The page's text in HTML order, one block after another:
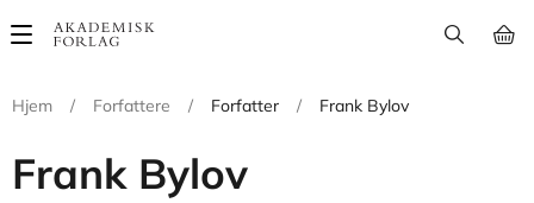
Main
Hjem
/ Forfattere / Forfatter / Frank Bylov
Frank Bylov